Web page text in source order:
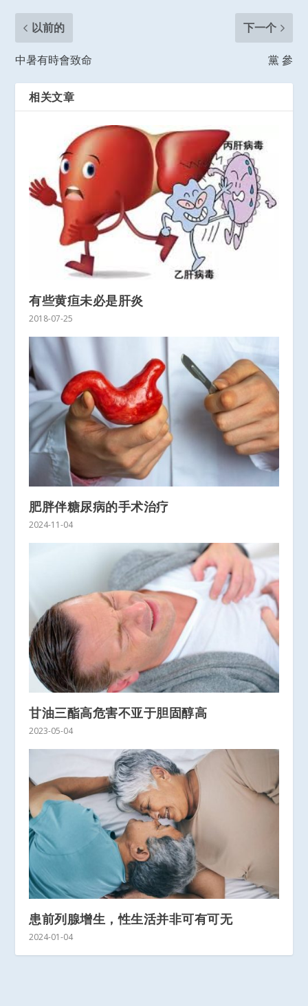
以前的
中暑有時會致命
下一个
黨 參
相关文章
有些黄疸未必是肝炎
2018-07-25
肥胖伴糖尿病的手术治疗
2024-11-04
甘油三酯高危害不亚于胆固醇高
2023-05-04
患前列腺增生，性生活并非可有可无
2024-01-04